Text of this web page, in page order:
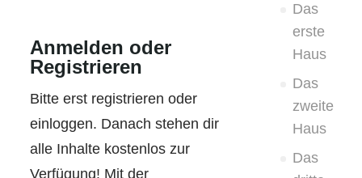
Das
erste
Haus
Das
zweite
Haus
Das
Anmelden oder
Registrieren
Bitte erst registrieren oder
einloggen. Danach stehen dir
alle Inhalte kostenlos zur
Verfügung! Mit der